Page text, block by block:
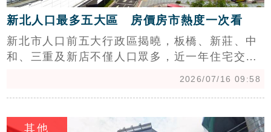
新北人口最多五大區 房價房市熱度一次看
新北市人口前五大行政區揭曉，板橋、新莊、中
和、三重及新店不僅人口眾多，近一年住宅交易
支撐房市韌性。其中板橋區以三鐵共構優勢穩居
2026/07/16 09:58
其他